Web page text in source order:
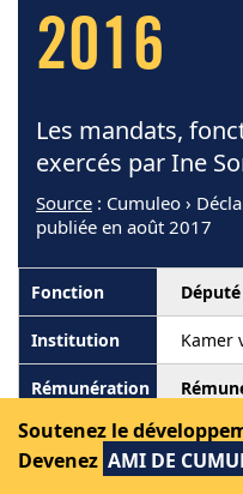
2016
Les mandats,
exercés par Ine
Source : Cumuleo ›
publiée en août 2017
Député
Kamer
Soutenez le
Devenez AMI DE